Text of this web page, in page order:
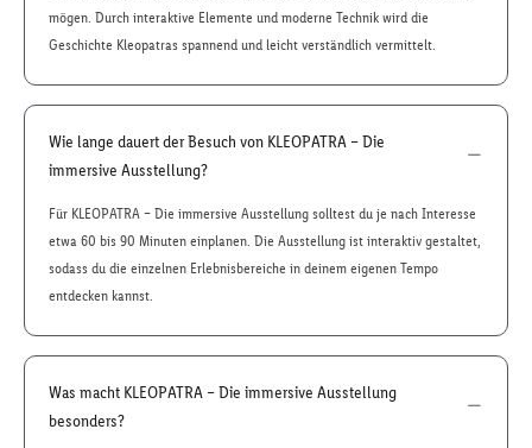
mögen. Durch interaktive Elemente und moderne Technik wird die
Geschichte Kleopatras spannend und leicht verständlich vermittelt.
Wie lange dauert der Besuch von KLEOPATRA – Die
immersive Ausstellung?
Für KLEOPATRA – Die immersive Ausstellung solltest du je nach Interesse
etwa 60 bis 90 Minuten einplanen. Die Ausstellung ist interaktiv gestaltet,
sodass du die einzelnen Erlebnisbereiche in deinem eigenen Tempo
entdecken kannst.
Was macht KLEOPATRA – Die immersive Ausstellung
besonders?